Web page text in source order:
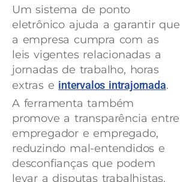
Um sistema de ponto
eletrônico ajuda a garantir que
a empresa cumpra com as
leis vigentes relacionadas a
jornadas de trabalho, horas
extras e intervalos intrajornada.
A ferramenta também
promove a transparência entre
empregador e empregado,
reduzindo mal-entendidos e
desconfianças que podem
levar a disputas trabalhistas.